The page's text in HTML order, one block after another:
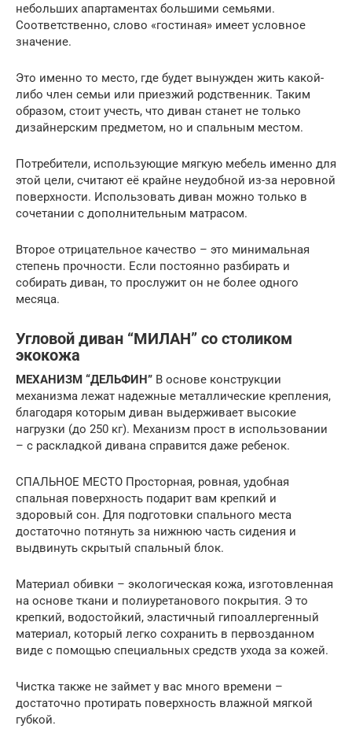
небольших апартаментах большими семьями.
Соответственно, слово «гостиная» имеет условное
значение.
Это именно то место, где будет вынужден жить какой-
либо член семьи или приезжий родственник. Таким
образом, стоит учесть, что диван станет не только
дизайнерским предметом, но и спальным местом.
Потребители, использующие мягкую мебель именно для
этой цели, считают её крайне неудобной из-за неровной
поверхности. Использовать диван можно только в
сочетании с дополнительным матрасом.
Второе отрицательное качество – это минимальная
степень прочности. Если постоянно разбирать и
собирать диван, то прослужит он не более одного
месяца.
Угловой диван “МИЛАН” со столиком
экокожа
МЕХАНИЗМ “ДЕЛЬФИН” В основе конструкции
механизма лежат надежные металлические крепления,
благодаря которым диван выдерживает высокие
нагрузки (до 250 кг). Механизм прост в использовании
– с раскладкой дивана справится даже ребенок.
СПАЛЬНОЕ МЕСТО Просторная, ровная, удобная
спальная поверхность подарит вам крепкий и
здоровый сон. Для подготовки спального места
достаточно потянуть за нижнюю часть сидения и
выдвинуть скрытый спальный блок.
Материал обивки – экологическая кожа, изготовленная
на основе ткани и полиуретанового покрытия. Э то
крепкий, водостойкий, эластичный гипоаллергенный
материал, который легко сохранить в первозданном
виде с помощью специальных средств ухода за кожей.
Чистка также не займет у вас много времени –
достаточно протирать поверхность влажной мягкой
губкой.